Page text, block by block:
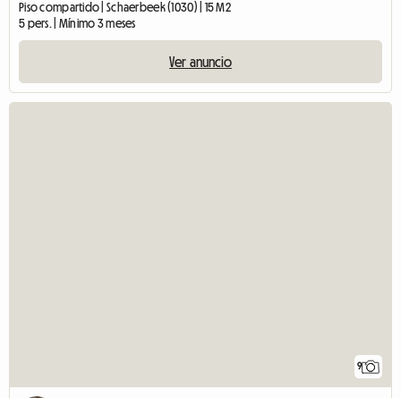
Piso compartido | Schaerbeek (1030) | 15 M2
5 pers. | Mínimo 3 meses
Ver anuncio
9